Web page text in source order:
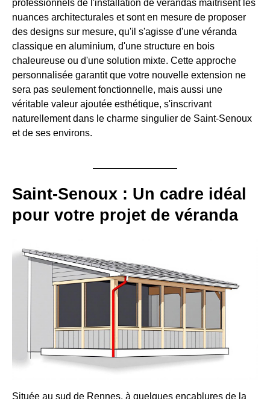
professionnels de l'installation de vérandas maîtrisent les
nuances architecturales et sont en mesure de proposer
des designs sur mesure, qu'il s'agisse d'une véranda
classique en aluminium, d'une structure en bois
chaleureuse ou d'une solution mixte. Cette approche
personnalisée garantit que votre nouvelle extension ne
sera pas seulement fonctionnelle, mais aussi une
véritable valeur ajoutée esthétique, s'inscrivant
naturellement dans le charme singulier de Saint-Senoux
et de ses environs.
Saint-Senoux : Un cadre idéal
pour votre projet de véranda
Située au sud de Rennes, à quelques encablures de la